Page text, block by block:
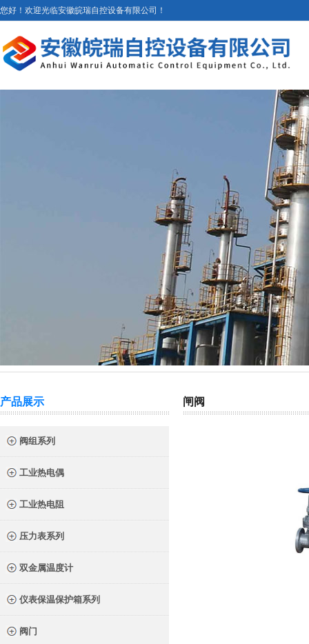
您好！欢迎光临安徽皖瑞自控设备有限公司！
针型阀 二阀组 三阀组 气源球阀
产品展示
阀组系列
工业热电偶
工业热电阻
压力表系列
双金属温度计
仪表保温保护箱系列
阀门
闸阀